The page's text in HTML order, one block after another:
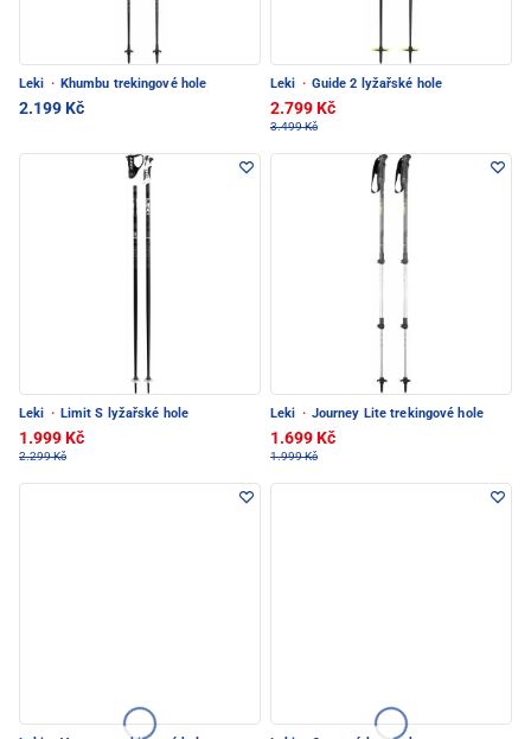
Leki · Khumbu trekingové hole
2.199 Kč
Leki · Guide 2 lyžařské hole
2.799 Kč
3.499 Kč
Leki · Limit S lyžařské hole
1.999 Kč
2.299 Kč
Leki · Journey Lite trekingové hole
1.699 Kč
1.999 Kč